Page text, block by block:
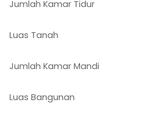
Jumlah Kamar Tidur
Luas Tanah
Jumlah Kamar Mandi
Luas Bangunan